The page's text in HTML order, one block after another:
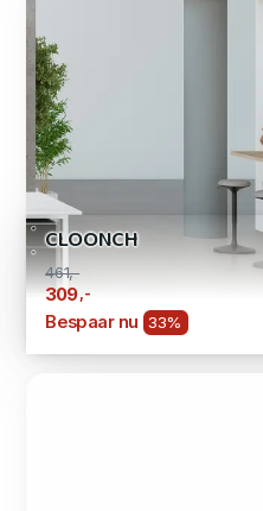
CLOONCH
461,-
309 ,-
Bespaar nu 33%